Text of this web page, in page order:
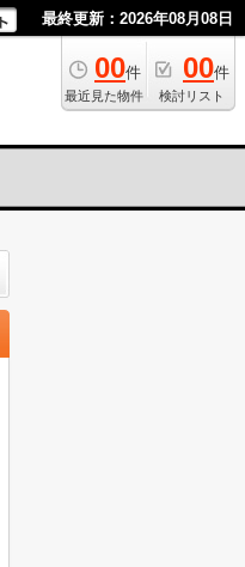
最終更新：2026年08月08日
00件
最近見た物件
00件
検討リスト